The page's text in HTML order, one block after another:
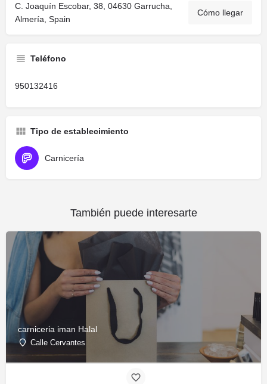
C. Joaquín Escobar, 38, 04630 Garrucha,
Almería, Spain
Cómo llegar
Teléfono
950132416
Tipo de establecimiento
Carnicería
También puede interesarte
carniceria iman Halal
Calle Cervantes